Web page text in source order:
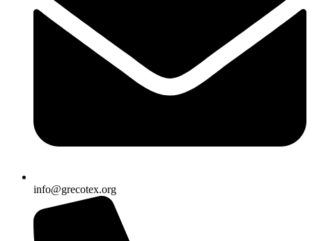
info@grecotex.org